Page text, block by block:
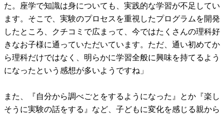
た。座学で知識は身についても、実践的な学習が不足してい
ます。そこで、実験のプロセスを重視したプログラムを開発
したところ、クチコミで広まって、今ではたくさんの理科好
きなお子様に通っていただいています。ただ、通い初めてか
ら理科だけではなく、明らかに学習全般に興味を持てるよう
になったという感想が多いようですね」
また、『自分から調べごとをするようになった』とか『楽し
そうに実験の話をする』など、子どもに変化を感じる親から